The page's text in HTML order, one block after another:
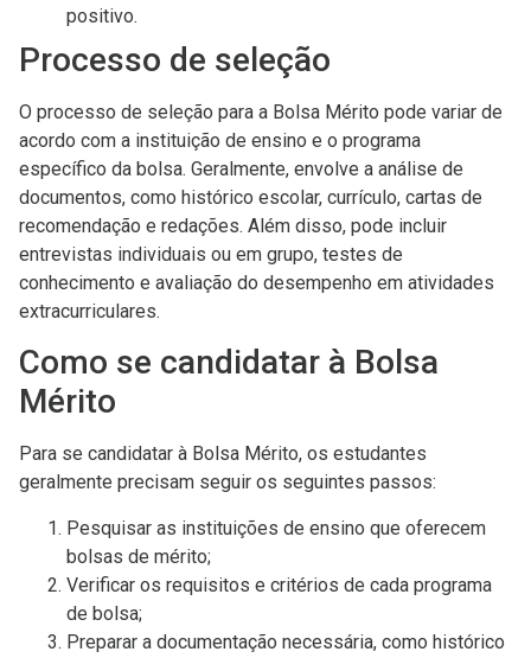
positivo.
Processo de seleção
O processo de seleção para a Bolsa Mérito pode variar de
acordo com a instituição de ensino e o programa
específico da bolsa. Geralmente, envolve a análise de
documentos, como histórico escolar, currículo, cartas de
recomendação e redações. Além disso, pode incluir
entrevistas individuais ou em grupo, testes de
conhecimento e avaliação do desempenho em atividades
extracurriculares.
Como se candidatar à Bolsa
Mérito
Para se candidatar à Bolsa Mérito, os estudantes
geralmente precisam seguir os seguintes passos:
Pesquisar as instituições de ensino que oferecem
bolsas de mérito;
Verificar os requisitos e critérios de cada programa
de bolsa;
Preparar a documentação necessária, como histórico